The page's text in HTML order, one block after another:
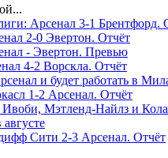
Арсенал 3-1 Брентфорд.
2-0 Эвертон. Отчёт
- Эвертон. Превью
4-2 Ворскла. Отчёт
и будет работать в
1-2 Арсенал. Отчёт
Мэтленд-Найлз и
Сити 2-3 Арсенал. Отчёт